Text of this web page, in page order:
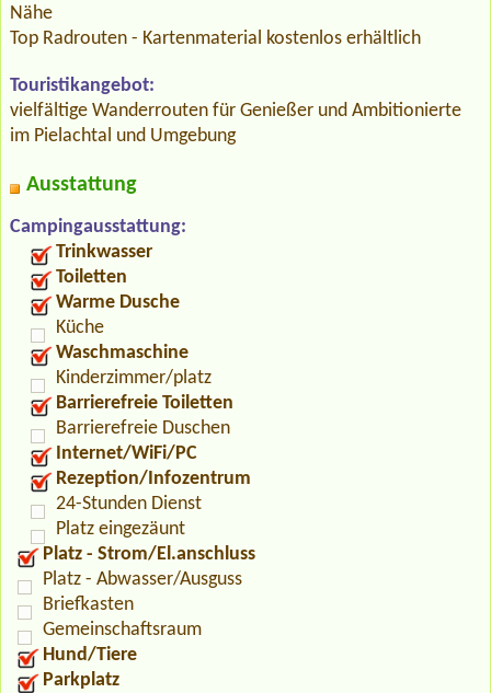
Nähe
Top Radrouten - Kartenmaterial kostenlos erhältlich
Touristikangebot:
vielfältige Wanderrouten für Genießer und Ambitionierte
im Pielachtal und Umgebung
Ausstattung
Campingausstattung:
Trinkwasser
Toiletten
Warme Dusche
Küche
Waschmaschine
Kinderzimmer/platz
Barrierefreie Toiletten
Barrierefreie Duschen
Internet/WiFi/PC
Rezeption/Infozentrum
24-Stunden Dienst
Platz eingezäunt
Platz - Strom/El.anschluss
Platz - Abwasser/Ausguss
Briefkasten
Gemeinschaftsraum
Hund/Tiere
Parkplatz